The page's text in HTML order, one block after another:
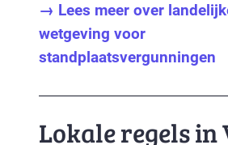
→ Lees meer over
wetgeving voor
standplaatsvergunningen
Lokale regels in